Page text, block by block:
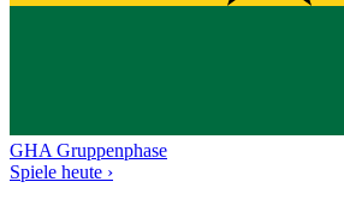
GHA Gruppenphase
Spiele heute ›